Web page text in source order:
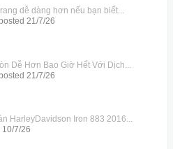
dễ dàng hơn nếu bạn biết...
21/7/26
Dễ Hơn Bao Giờ Hết Với Dịch...
21/7/26
HarleyDavidson Iron 883 2016...
10/7/26